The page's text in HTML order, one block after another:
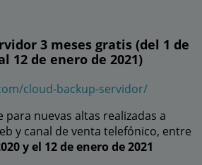
3 meses gratis (del 1 de
12 de enero de 2021)
cloud-backup-servidor/
nuevas altas realizadas a
y canal de venta telefónico, entre
y el 12 de enero de 2021